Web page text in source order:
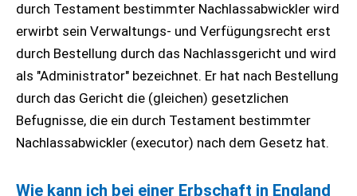
durch Testament bestimmter Nachlassabwickler wird
erwirbt sein Verwaltungs- und Verfügungsrecht erst
durch Bestellung durch das Nachlassgericht und wird
als "Administrator" bezeichnet. Er hat nach Bestellung
durch das Gericht die (gleichen) gesetzlichen
Befugnisse, die ein durch Testament bestimmter
Nachlassabwickler (executor) nach dem Gesetz hat.
Wie kann ich bei einer Erbschaft in England